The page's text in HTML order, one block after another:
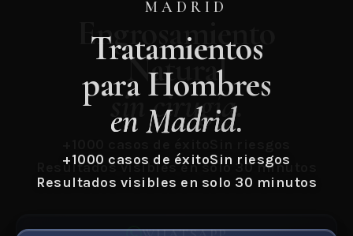
Engrosamiento
Natural
sin cirugía.
+1000 casos de éxito Sin riesgos
Resultados visibles en solo 30 minutos